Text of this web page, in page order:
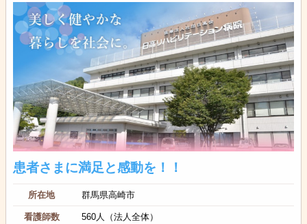
患者さまに満足と感動を！！
所在地 群馬県高崎市
看護師数 560人（法人全体）